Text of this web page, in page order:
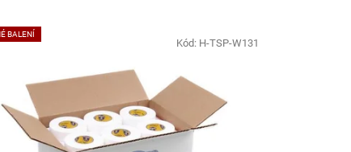
BALENÍ
Kód: H-TSP-W131